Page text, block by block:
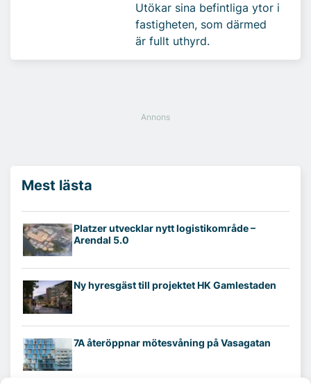
Utökar sina befintliga ytor i
fastigheten, som därmed
är fullt uthyrd.
Mest lästa
Platzer utvecklar nytt logistikområde –
Arendal 5.0
Ny hyresgäst till projektet HK Gamlestaden
7A återöppnar mötesvåning på Vasagatan